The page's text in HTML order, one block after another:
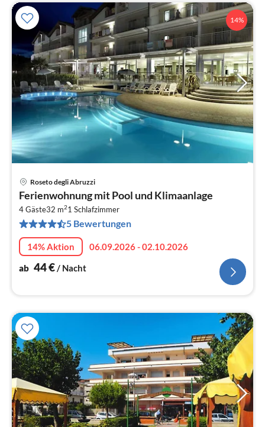
14%
Roseto degli Abruzzi
Ferienwohnung mit Pool und Klimaanlage
4 Gäste32 m21 Schlafzimmer
5 Bewertungen
14% Aktion
06.09.2026 - 02.10.2026
ab 44€/ Nacht